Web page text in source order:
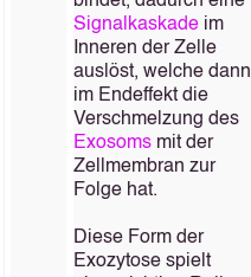
Signalkaskadeim
Inneren der Zelle
auslöst, welche dann
im Endeffekt die
Verschmelzung des
Exosomsmit der
Zellmembran zur
Folge hat.
Diese Form der
Exozytose spielt